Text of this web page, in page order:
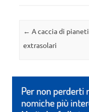
Navigazione articolo
← A caccia di pianeti
extrasolari